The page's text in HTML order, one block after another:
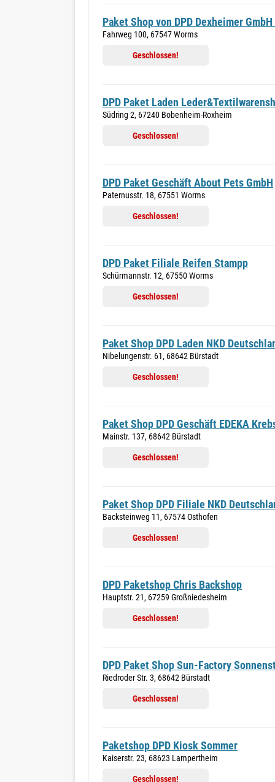
Paket Shop von DPD Dexheimer GmbH
Fahrweg 100, 67547 Worms
Geschlossen!
DPD Paket Laden
Südring 2, 67240 Bobenheim-Roxheim
Geschlossen!
DPD Paket Geschäft About Pets GmbH
Paternusstr. 18, 67551 Worms
Geschlossen!
DPD Paket Filiale Reifen Stampp
Schürmannstr. 12, 67550 Worms
Geschlossen!
Paket Shop DPD Laden NKD
Nibelungenstr. 61, 68642 Bürstadt
Geschlossen!
Paket Shop DPD Geschäft EDEKA
Mainstr. 137, 68642 Bürstadt
Geschlossen!
Paket Shop DPD Filiale NKD
Backsteinweg 11, 67574 Osthofen
Geschlossen!
DPD Paketshop Chris Backshop
Hauptstr. 21, 67259 Großniedesheim
Geschlossen!
DPD Paket Shop Sun-Factory
Riedroder Str. 3, 68642 Bürstadt
Geschlossen!
Paketshop DPD Kiosk Sommer
Kaiserstr. 23, 68623 Lampertheim
Geschlossen!